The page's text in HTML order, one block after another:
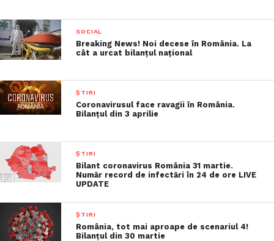
SOCIAL
Breaking News! Noi decese în România. La
cât a urcat bilanțul național
ȘTIRI
Coronavirusul face ravagii în România.
Bilanțul din 3 aprilie
ȘTIRI
Bilant coronavirus România 31 martie.
Număr record de infectări în 24 de ore LIVE
UPDATE
ȘTIRI
România, tot mai aproape de scenariul 4!
Bilanțul din 30 martie